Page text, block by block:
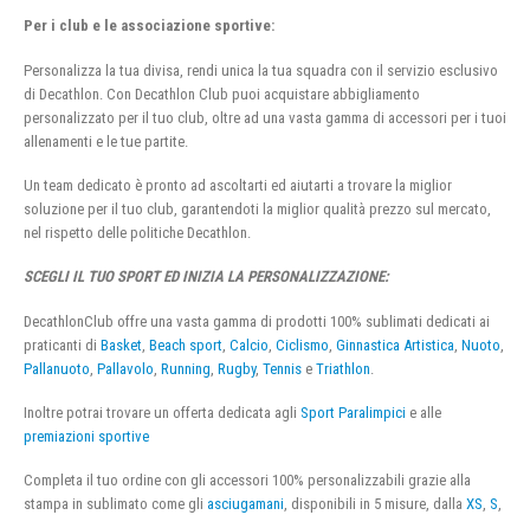
Per i club e le associazione sportive:
Personalizza la tua divisa, rendi unica la tua squadra con il servizio esclusivo
di Decathlon. Con Decathlon Club puoi acquistare abbigliamento
personalizzato per il tuo club, oltre ad una vasta gamma di accessori per i tuoi
allenamenti e le tue partite.
Un team dedicato è pronto ad ascoltarti ed aiutarti a trovare la miglior
soluzione per il tuo club, garantendoti la miglior qualità prezzo sul mercato,
nel rispetto delle politiche Decathlon.
SCEGLI IL TUO SPORT ED INIZIA LA PERSONALIZZAZIONE:
DecathlonClub offre una vasta gamma di prodotti 100% sublimati dedicati ai
praticanti di Basket Beach sport Calcio Ciclismo Ginnastica Artistica Nuoto
Pallanuoto Pallavolo Running Rugby, Tennis e Triathlon
Inoltre potrai trovare un offerta dedicata agli Sport Paralimpici e alle
premiazioni sportive
Completa il tuo ordine con gli accessori 100% personalizzabili grazie alla
stampa in sublimato come gli asciugamani, disponibili in 5 misure, dalla XS, S,